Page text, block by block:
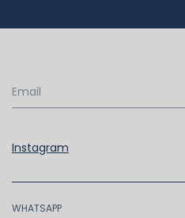
Instagram
WHATSAPP